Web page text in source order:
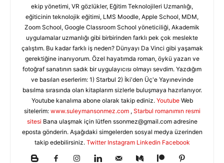
ekip yönetimi, VR gözlükler, Eğitim Teknolojileri Uzmanlığı,
eğiticinin teknolojik eğitimi, LMS Moodle, Apple School, MDM,
Zoom School, Google Classroom School yöneticiliği, Akademik
uygulamalar uzmanlığı gibi birbirinden farklı pek çok meslekte
çalıştım. Bu kadar farklı iş neden? Dünyayı Da Vinci gibi yaşamak
gerektiğine inanıyorum. Özel hayatımda roman, öykü yazarı ve
fotoğraf sanatının sadık bir uygulayıcısı olmayı sevdim. Yazdığım
ve basılan eserlerim: 1) Starbul 2) İki'den Üç'e Yayınevinde
basılma sırasında olan kitaplarım sizlerle buluşmaya hazırlanıyor.
Youtube kanalıma abone olarak takip ediniz. YoutubeWeb
sitelerim: www.suleymansonmez.com , Starbul romanımın resmi
sitesi Bana ulaşmak için lütfen ssonmez@gmail.comadresine
eposta gönderin. Aşağıdaki simgelerden sosyal medya üzerinden
takip edebilirsiniz. Twitter Instagram Linkedin Facebook